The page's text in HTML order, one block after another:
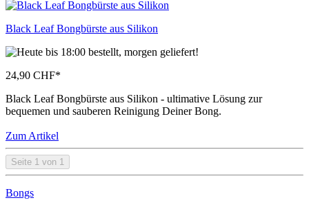
Black Leaf Bongbürste aus Silikon
24,90 CHF*
Black Leaf Bongbürste aus Silikon - ultimative Lösung zur
bequemen und sauberen Reinigung Deiner Bong.
Zum Artikel
Seite 1 von 1
Bongs